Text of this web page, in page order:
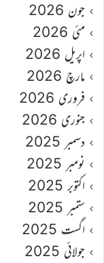
جون 2026
مئی 2026
اپریل 2026
مارچ 2026
فروری 2026
جنوری 2026
دسمبر 2025
نومبر 2025
اکتوبر 2025
ستمبر 2025
اگست 2025
جولائی 2025